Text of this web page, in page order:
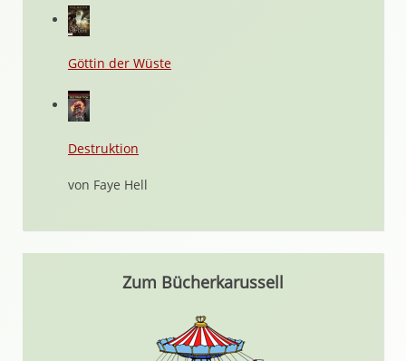
Göttin der Wüste
Destruktion
von Faye Hell
Zum Bücherkarussell